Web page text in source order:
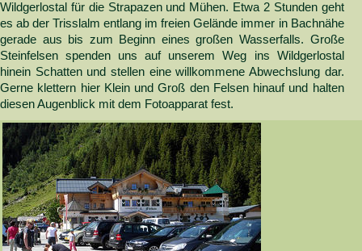
Wildgerlostal für die Strapazen und Mühen. Etwa 2 Stunden geht
es ab der Trisslalm entlang im freien Gelände immer in Bachnähe
gerade aus bis zum Beginn eines großen Wasserfalls. Große
Steinfelsen spenden uns auf unserem Weg ins Wildgerlostal
hinein Schatten und stellen eine willkommene Abwechslung dar.
Gerne klettern hier Klein und Groß den Felsen hinauf und halten
diesen Augenblick mit dem Fotoapparat fest.